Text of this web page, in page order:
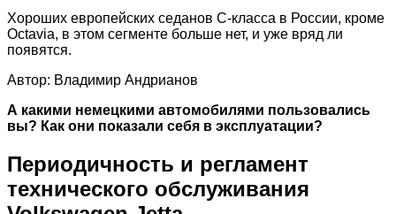
Хороших европейских седанов С-класса в России, кроме
Octavia, в этом сегменте больше нет, и уже вряд ли
появятся.
Автор: Владимир Андрианов
А какими немецкими автомобилями пользовались
вы? Как они показали себя в эксплуатации?
Периодичность и регламент
технического обслуживания